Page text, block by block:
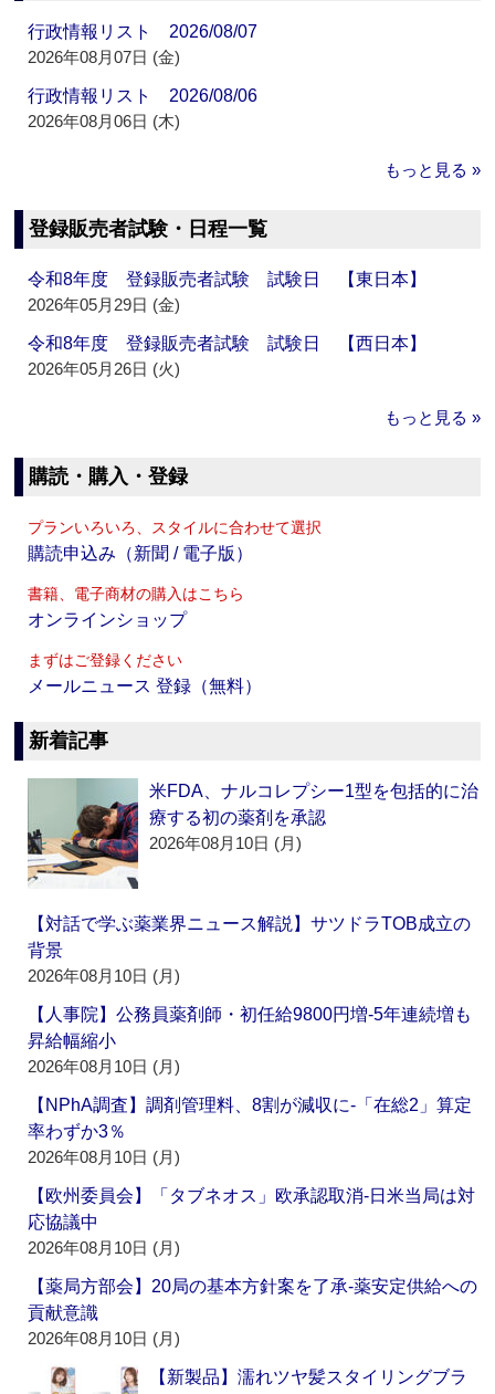
行政情報リスト 2026/08/07
2026年08月07日 (金)
行政情報リスト 2026/08/06
2026年08月06日 (木)
もっと見る »
登録販売者試験・日程一覧
令和8年度 登録販売者試験 試験日 【東日本】
2026年05月29日 (金)
令和8年度 登録販売者試験 試験日 【西日本】
2026年05月26日 (火)
もっと見る »
購読・購入・登録
プランいろいろ、スタイルに合わせて選択
購読申込み（新聞 / 電子版）
書籍、電子商材の購入はこちら
オンラインショップ
まずはご登録ください
メールニュース 登録（無料）
新着記事
米FDA、ナルコレプシー1型を包括的に治
療する初の薬剤を承認
2026年08月10日 (月)
【対話で学ぶ薬業界ニュース解説】サツドラTOB成立の
背景
2026年08月10日 (月)
【人事院】公務員薬剤師・初任給9800円増‐5年連続増も
昇給幅縮小
2026年08月10日 (月)
【NPhA調査】調剤管理料、8割が減収に‐「在総2」算定
率わずか3％
2026年08月10日 (月)
【欧州委員会】「タブネオス」欧承認取消‐日米当局は対
応協議中
2026年08月10日 (月)
【薬局方部会】20局の基本方針案を了承‐薬安定供給への
貢献意識
2026年08月10日 (月)
【新製品】濡れツヤ髪スタイリングブラ